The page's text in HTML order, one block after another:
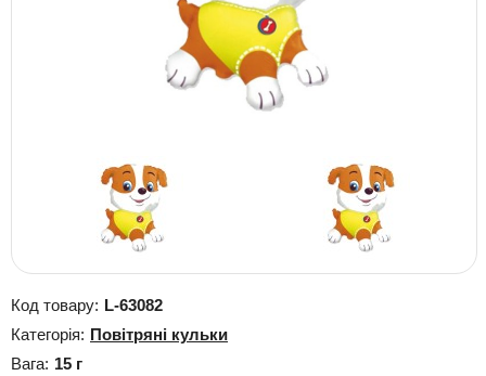
Код товару: L-63082
Категорія: Повітряні кульки
Вага: 15 г